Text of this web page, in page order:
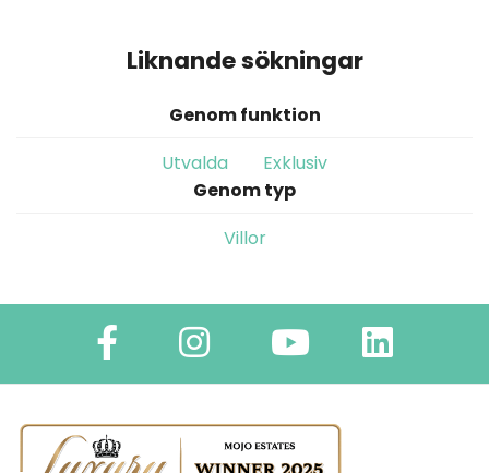
Liknande sökningar
Genom funktion
Utvalda
Exklusiv
Genom typ
Villor